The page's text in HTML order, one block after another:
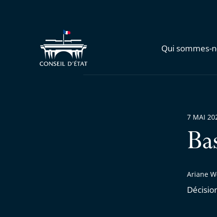
Qui sommes-
Ariane
7 MAI